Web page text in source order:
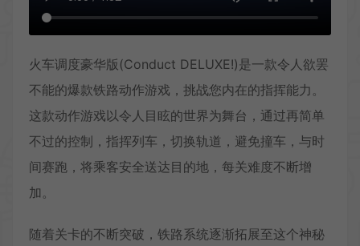
火车调度豪华版(Conduct DELUXE!)是一款令人欲罢
不能的爆款铁路动作游戏，挑战您内在的指挥能力。
这款动作游戏以令人目眩的世界为舞台，通过再简单
不过的控制，指挥列车，切换轨道，避免撞车，与时
间赛跑，将乘客安全送达目的地，每关难度不断增
加。
随着关卡的不断突破，铁路系统逐渐拓展至这个神秘